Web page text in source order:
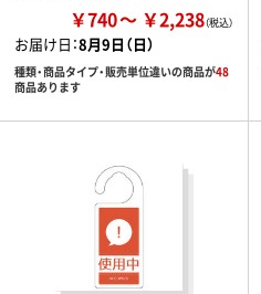
￥740 ￥2,238
お届け日：8月9日（日）
種類・商品タイプ・販売単位違いの商品が48
商品あります